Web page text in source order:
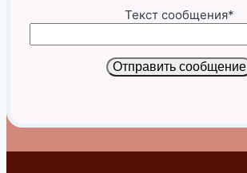
Текст сообщения*
Отправить сообщение